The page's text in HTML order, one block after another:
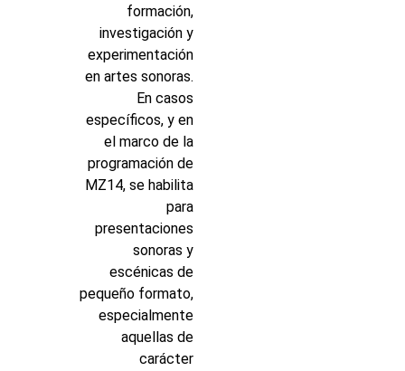
formación,
investigación y
experimentación
en artes sonoras.
En casos
específicos, y en
el marco de la
programación de
MZ14, se habilita
para
presentaciones
sonoras y
escénicas de
pequeño formato,
especialmente
aquellas de
carácter